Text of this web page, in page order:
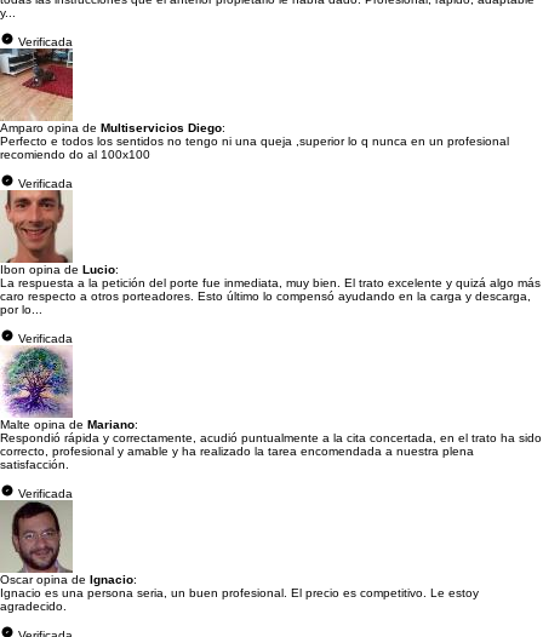
y...
Verificada
Amparo opina de Multiservicios Diego:
Perfecto e todos los sentidos no tengo ni una queja ,superior lo q nunca en un profesional
recomiendo do al 100x100
Verificada
Ibon opina de Lucio:
La respuesta a la petición del porte fue inmediata, muy bien. El trato excelente y quizá algo más
caro respecto a otros porteadores. Esto último lo compensó ayudando en la carga y descarga,
por lo...
Verificada
Malte opina de Mariano:
Respondió rápida y correctamente, acudió puntualmente a la cita concertada, en el trato ha sido
correcto, profesional y amable y ha realizado la tarea encomendada a nuestra plena
satisfacción.
Verificada
Oscar opina de Ignacio:
Ignacio es una persona seria, un buen profesional. El precio es competitivo. Le estoy
agradecido.